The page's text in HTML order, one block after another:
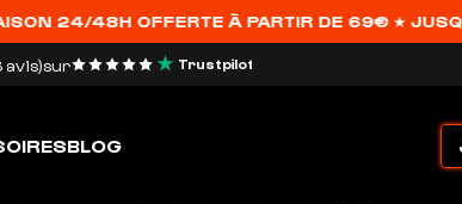
À PARTIR DE 69€ ★ JUSQU'À -77% SUR
avis)sur Trustpilot
BLOG